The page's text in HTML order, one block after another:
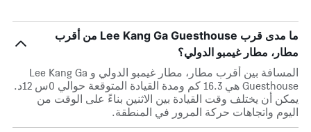
ما مدى قرب Lee Kang Ga Guesthouse من أقرب
مطار، مطار غيمبو الدولي؟
المسافة بين أقرب مطار، مطار غيمبو الدولي و Lee Kang Ga
Guesthouse هي 16.3 كم ومدة القيادة المتوقعة حوالي 0س 12د.
يمكن أن يختلف وقت القيادة بين الاثنين بناءً على الوقت من
اليوم واتجاهات حركة المرور في المنطقة.